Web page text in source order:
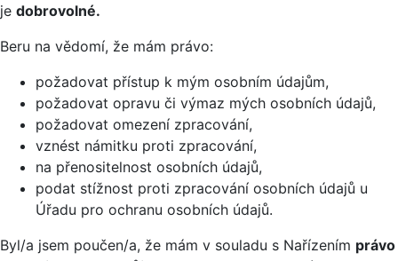
je dobrovolné.
Beru na vědomí, že mám právo:
požadovat přístup k mým osobním údajům,
požadovat opravu či výmaz mých osobních údajů,
požadovat omezení zpracování,
vznést námitku proti zpracování,
na přenositelnost osobních údajů,
podat stížnost proti zpracování osobních údajů u
Úřadu pro ochranu osobních údajů.
Byl/a jsem poučen/a, že mám v souladu s Nařízením právo